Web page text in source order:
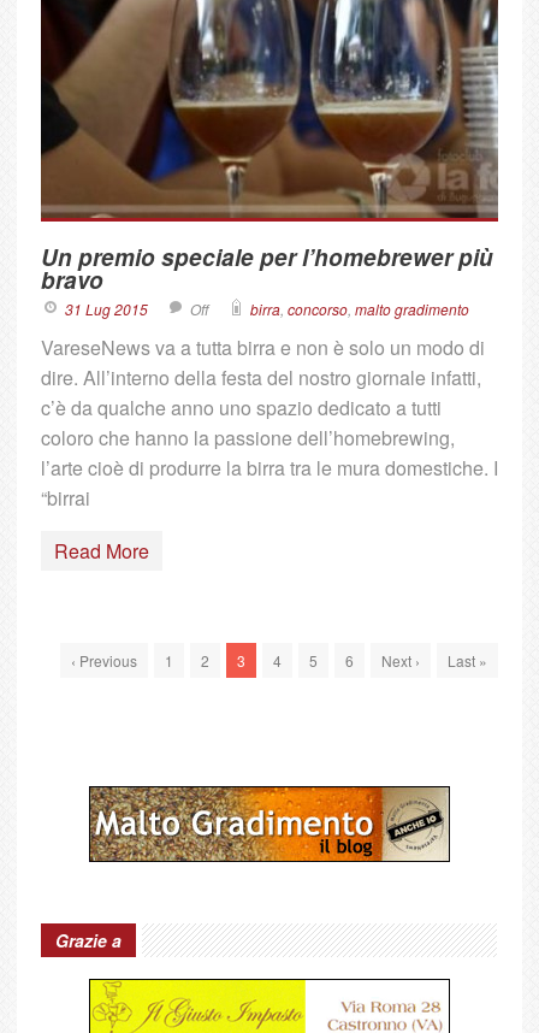
Un premio speciale per l’homebrewer più
bravo
31 Lug 2015 Off birra, concorso, malto gradimento
VareseNews va a tutta birra e non è solo un modo di
dire. All’interno della festa del nostro giornale infatti,
c’è da qualche anno uno spazio dedicato a tutti
coloro che hanno la passione dell’homebrewing,
l’arte cioè di produrre la birra tra le mura domestiche. I
“birrai
Read More
‹ Previous 1 2 3 4 5 6 Next › Last »
Grazie a